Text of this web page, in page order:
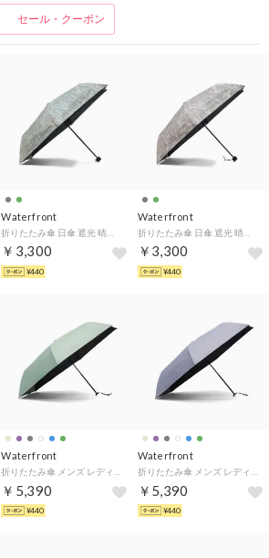
セール・クーポン
Waterfront
￥3,300
¥440
Waterfront
折りたたみ傘 日傘 遮光 晴雨兼用 ケース メンズ レディース 手動 UVカット 完全遮光 遮熱 紫外線遮蔽 耐風 撥水 グラスファイバー ZENTENKOU 反射 折 55cm S355-1128 （ドリッピンググレー）
￥3,300
¥440
Waterfront
￥5,390
¥440
Waterfront
￥5,390
¥440